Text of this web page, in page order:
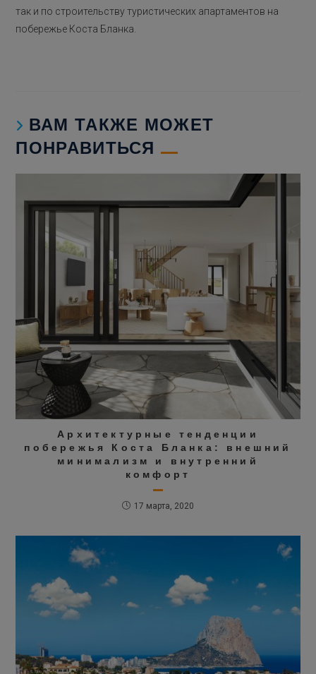
так и по строительству туристических апартаментов на
побережье Коста Бланка.
ВАМ ТАКЖЕ МОЖЕТ
ПОНРАВИТЬСЯ
Архитектурные тенденции
побережья Коста Бланка: внешний
минимализм и внутренний
комфорт
17 марта, 2020